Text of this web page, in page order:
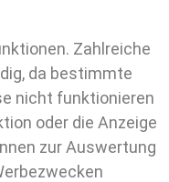
Zahlreiche
da bestimmte
nicht funktionieren
oder die Anzeige
zur Auswertung